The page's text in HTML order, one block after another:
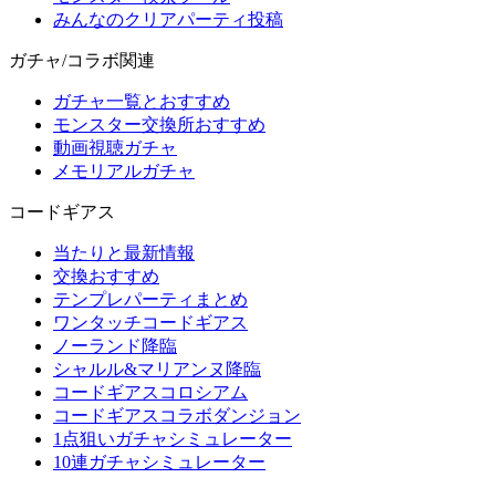
みんなのクリアパーティ投稿
ガチャ/コラボ関連
ガチャ一覧とおすすめ
モンスター交換所おすすめ
動画視聴ガチャ
メモリアルガチャ
コードギアス
当たりと最新情報
交換おすすめ
テンプレパーティまとめ
ワンタッチコードギアス
ノーランド降臨
シャルル&マリアンヌ降臨
コードギアスコロシアム
コードギアスコラボダンジョン
1点狙いガチャシミュレーター
10連ガチャシミュレーター